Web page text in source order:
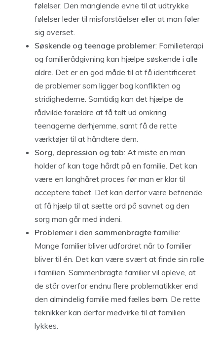
følelser. Den manglende evne til at udtrykke
følelser leder til misforståelser eller at man føler
sig overset.
Søskende og teenage problemer: Familieterapi
og familierådgivning kan hjælpe søskende i alle
aldre. Det er en god måde til at få identificeret
de problemer som ligger bag konflikten og
stridighederne. Samtidig kan det hjælpe de
rådvilde forældre at få talt ud omkring
teenagerne derhjemme, samt få de rette
værktøjer til at håndtere dem.
Sorg, depression og tab: At miste en man
holder af kan tage hårdt på en familie. Det kan
være en langhåret proces før man er klar til
acceptere tabet. Det kan derfor være befriende
at få hjælp til at sætte ord på savnet og den
sorg man går med indeni.
Problemer i den sammenbragte familie:
Mange familier bliver udfordret når to familier
bliver til én. Det kan være svært at finde sin rolle
i familien. Sammenbragte familier vil opleve, at
de står overfor endnu flere problematikker end
den almindelig familie med fælles børn. De rette
teknikker kan derfor medvirke til at familien
lykkes.